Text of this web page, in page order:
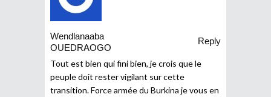
Wendlanaaba
OUEDRAOGO
Reply
Tout est bien qui fini bien, je crois que le
peuple doit rester vigilant sur cette
transition. Force armée du Burkina je vous en